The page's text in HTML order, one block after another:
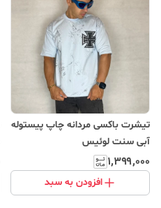
تیشرت باکسی مردانه چاپ پیستوله
آبی سنت لوئیس
۱٬۳۹۹٬۰۰۰
افزودن به سبد